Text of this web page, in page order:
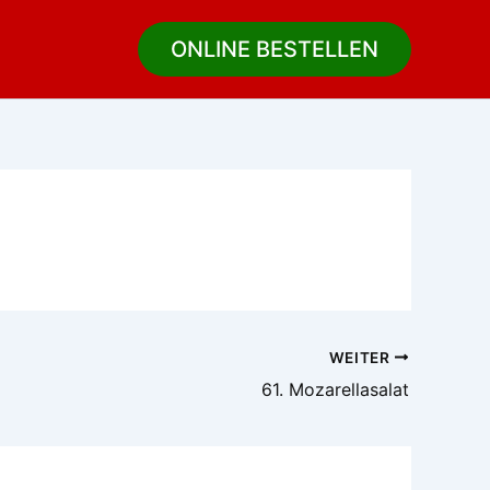
ONLINE BESTELLEN
WEITER
61. Mozarellasalat